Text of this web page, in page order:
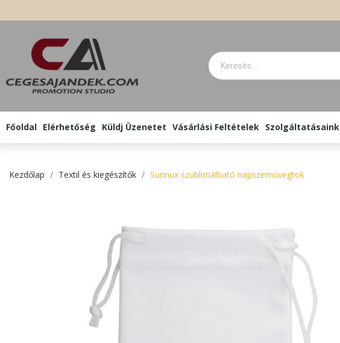
Főoldal Elérhetőség Küldj Üzenetet Vásárlási Feltételek Szolgáltatásaink
Kezdőlap Textil és kiegészítők Sunnux szublimálható napszemüvegtok